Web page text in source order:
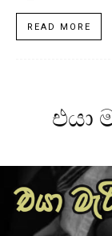
READ MORE
එයා